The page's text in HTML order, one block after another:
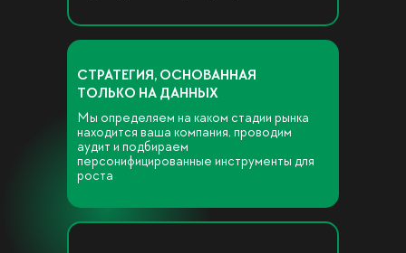
СТРАТЕГИЯ, ОСНОВАННАЯ
ТОЛЬКО НА ДАННЫХ
Мы определяем на каком стадии рынка
находится ваша компания, проводим
аудит и подбираем
персонифицированные инструменты для
роста